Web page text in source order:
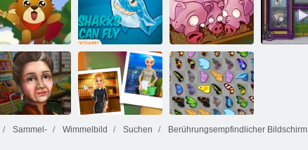
Mystischer
Sonnenuntergang
Wald
Beach House
Reinigung
Finden Sie die
Süßigkeit:
Winter
Eichhörnchen-
Held
Fliegen Shark
Run, Schwein,
Run
Sammel- Wimmelbild Suchen Berührungsempfindlicher Bildschirm